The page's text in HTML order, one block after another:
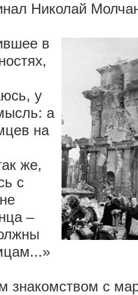
Николай
в
у
а
на
же,
с
–
знакомством с